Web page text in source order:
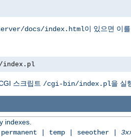
docs/index.html이 있으면 이
index.pl
스크립트 /cgi-bin/index.pl을 실
indexes.
| temp | seeother |